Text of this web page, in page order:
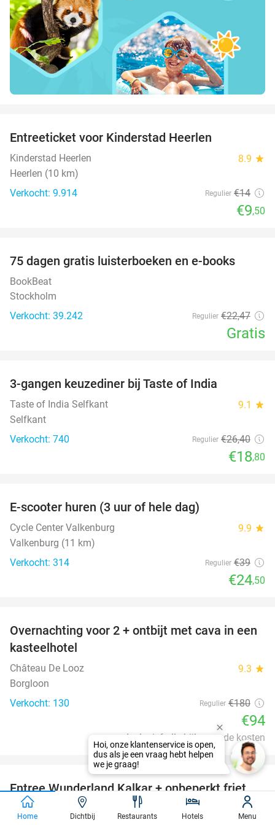
Entreeticket voor Kinderstad Heerlen
Kinderstad Heerlen 8.9 star
Heerlen (10 km)
Verkocht: 9.914
Regulier €14
€9,50
75 dagen gratis luisterboeken en e-books
BookBeat
Stockholm
Verkocht: 39.242
Regulier €22,47
Gratis
3-gangen keuzediner bij Taste of India
Taste of India Selfkant 9.1 star
Selfkant
Verkocht: 740
Regulier €26,40
€18,80
E-scooter huren (3 uur of hele dag)
Cycle Center Valkenburg 9.9 star
Valkenburg (11 km)
Verkocht: 314
Regulier €39
€24,50
48%
Overnachting voor 2 + ontbijt met cava in een
kasteelhotel
Château De Looz 9.3 star
Borgloon
Verkocht: 130
Regulier €180
€94
Inclusief alle bijkomende kosten
32%
favorite_border
Entree Wunderland Kalkar + onbeperkt friet,
ijs, frisdrank, koffie, thee en softijs
Home Dichtbij Restaurants Hotels Menu